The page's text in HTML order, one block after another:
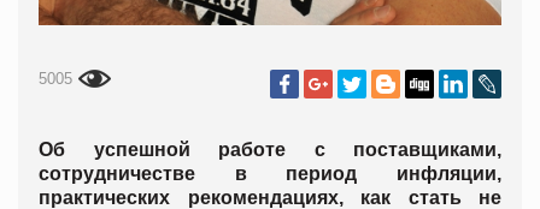
5005
Об успешной работе с поставщиками,
сотрудничестве в период инфляции,
практических рекомендациях, как стать не